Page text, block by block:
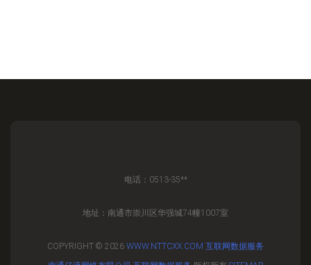
电话：0513-35**
地址：南通市崇川区华强城74幢1007室
COPYRIGHT © 2026 WWW.NTTCXX.COM 互联网数据服务